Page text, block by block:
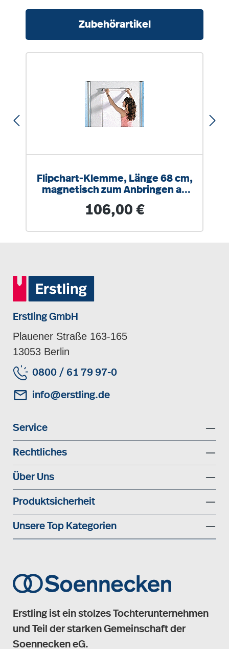
Zubehörartikel
Flipchart-Klemme, Länge 68 cm,
magnetisch zum Anbringen an
Regulärer Preis:
106,00 €
Erstling GmbH
Plauener Straße 163-165
13053 Berlin
0800 / 61 79 97-0
info@erstling.de
Service
Rechtliches
Über Uns
Produktsicherheit
Unsere Top Kategorien
Erstling ist ein stolzes Tochterunternehmen
und Teil der starken Gemeinschaft der
Soennecken eG.